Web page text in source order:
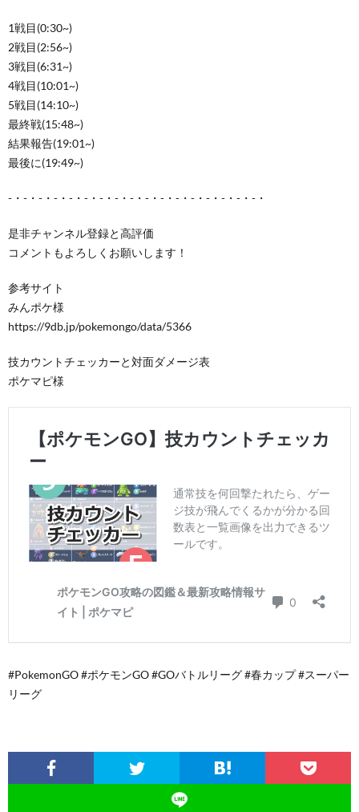
1戦目(0:30~)
2戦目(2:56~)
3戦目(6:31~)
4戦目(10:01~)
5戦目(14:10~)
最終戦(15:48~)
結果報告(19:01~)
最後に(19:49~)
-・-・-・-・-・-・-・-・-・-・-・-・-・-・-・-・-・
是非チャンネル登録と高評価
コメントもよろしくお願いします！
参考サイト
みんポケ様
https://9db.jp/pokemongo/data/5366
技カウントチェッカーと対面ダメージ表
ポケマピ様
#PokemonGO #ポケモンGO #GOバトルリーグ #春カップ #スーパー
リーグ